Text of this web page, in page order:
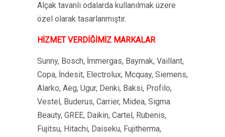
Alçak tavanlı odalarda kullanılmak üzere
özel olarak tasarlanmıştır.
HİZMET VERDİĞİMİZ MARKALAR
Sunny, Bosch, İmmergas, Baymak, Vaillant,
Copa, İndesit, Electrolux, Mcquay, Siemens,
Alarko, Aeg, Ugur, Denki, Baksi, Profilo,
Vestel, Buderus, Carrier, Midea, Sigma
Beauty, GREE, Daikin, Cartel, Rubenis,
Fujitsu, Hitachi, Daiseku, Fujitherma,